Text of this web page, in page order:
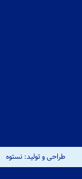
طراحی و تولید: نستوه